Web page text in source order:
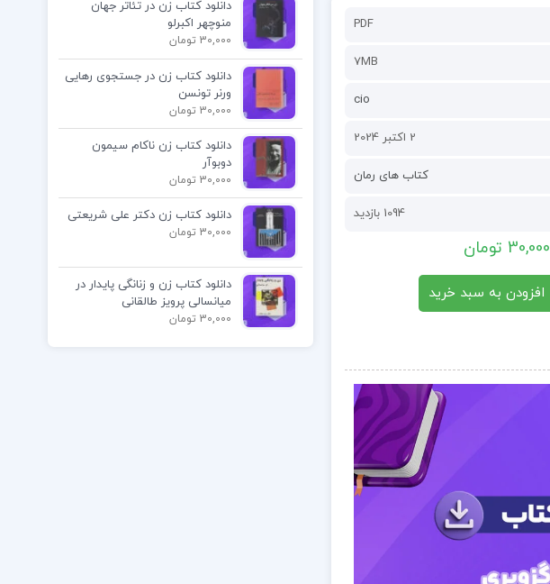
PDF
7MB
cio
2 اکتبر 2024
کتاب های رمان
1094 بازدید
30,000 تومان
افزودن به سبد خرید
دانلود کتاب زن در تئاتر جهان
منوچهر اکبرلو
30,000 تومان
دانلود کتاب زن در جستجوی رهایی
ورنر تونسن
30,000 تومان
دانلود کتاب زن ناکام سیمون
دوبوآر
30,000 تومان
دانلود کتاب زن دکتر علی شریعتی
30,000 تومان
دانلود کتاب زن و زنانگی پایدار در
میانسالی پرویز طالقانی
30,000 تومان